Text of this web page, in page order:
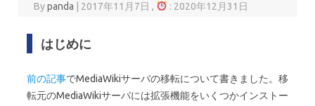
Bypanda 2017年11月7日 , : 2020年12月31日
はじめに
前の記事でMediaWikiサーバの移転について書きました。移
転元のMediaWikiサーバには拡張機能をいくつかインストー